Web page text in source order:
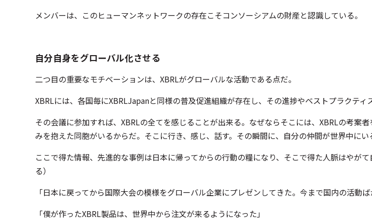
メンバーは、このヒューマンネットワークの存在こそコンソーシアムの財産と認識している。
自分自身をグローバル化させる
二つ目の重要なモチベーションは、XBRLがグローバルな活動である点だ。
XBRLには、各国毎にXBRLJapanと同様の普及促進組織が存在し、その進捗やベストプラクテ
その会議に参加すれば、XBRLの全てを感じることが出来る。なぜならそこには、XBRLの考案
みを抱えた同胞がいるからだ。そこに行き、感じ、話す。その瞬間に、自分の仲間が世界中にい
ここで得た情報、先進的な事例は日本に帰ってからの行動の糧になり、そこで得た人脈はやが
る）
「日本に戻ってから国際大会の模様をグローバル企業にプレゼンしてきた。今まで国内の活動
「僕が作ったXBRL製品は、世界中から注文が来るようになった」